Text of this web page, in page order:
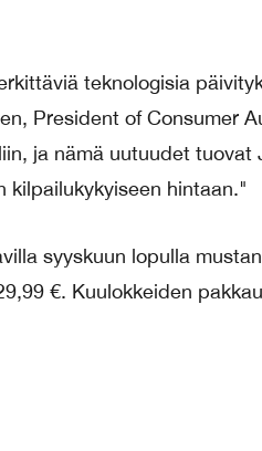
teknologisia
President of Consumer
ja nämä uutuudet tuovat
kilpailukykyiseen hintaan."
syyskuun lopulla
€. Kuulokkeiden